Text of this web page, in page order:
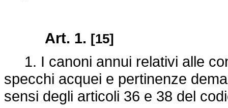
Art. 1. [15]
1. I canoni annui relativi alle
specchi acquei e pertinenze
sensi degli articoli 36 e 38 del